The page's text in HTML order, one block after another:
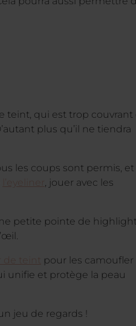
teint, qui est trop couvrant
plus qu’il ne tiendra
les coups sont permis, et
l’eyeliner , jouer avec les
petite pointe de
de teint pour les camoufler
unifie et protège la peau
jeu de regards !